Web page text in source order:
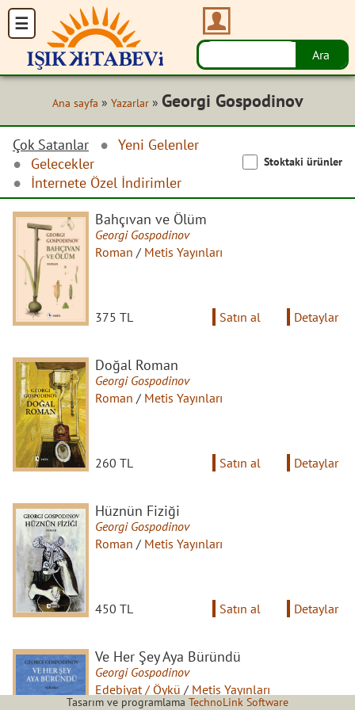
Ana sayfa » Yazarlar» Georgi Gospodinov
Çok Satanlar
Yeni Gelenler
Gelecekler
İnternete Özel İndirimler
Stoktaki ürünler
Bahçıvan ve Ölüm
Georgi Gospodinov
Roman / Metis Yayınları
375 TL Satın al Detaylar
Doğal Roman
Georgi Gospodinov
Roman / Metis Yayınları
260 TL Satın al Detaylar
Hüznün Fiziği
Georgi Gospodinov
Roman / Metis Yayınları
450 TL Satın al Detaylar
Ve Her Şey Aya Büründü
Georgi Gospodinov
Edebiyat / Öykü / Metis Yayınları
Tasarım ve programlama TechnoLink Software